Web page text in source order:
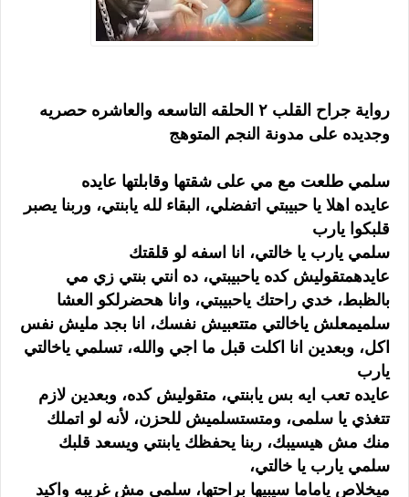
رواية جراح القلب ٢ الحلقه التاسعه والعاشره حصريه
وجديده على مدونة النجم المتوهج
سلمي طلعت مع مي على شقتها وقابلتها عايده
عايده اهلا يا حبيبتي اتفضلي، البقاء لله يابنتي، وربنا يصبر
قلبكوا يارب
سلمي يارب يا خالتي، انا اسفه لو قلقتك
عايدهمتقوليش كده ياحبيبتي، ده انتي بنتي زي مي
بالظبط، خدي راحتك ياحبيبتي، وانا هحضرلكو العشا
سلميمعلش ياخالتي متتعبيش نفسك، انا بجد مليش نفس
اكل، وبعدين انا اكلت قبل ما اجي والله، تسلمي ياخالتي
يارب
عايده تعب ايه بس يابنتي، متقوليش كده، وبعدين لازم
تتغذي يا سلمى، ومتستسلميش للحزن، لأنه لو اتملك
منك مش هيسيبك، ربنا يحفظك يابنتي ويسعد قلبك
سلمي يارب يا خالتي،
ميخلاص ياماما سيبيها براحتها، سلمي مش غريبه واكيد